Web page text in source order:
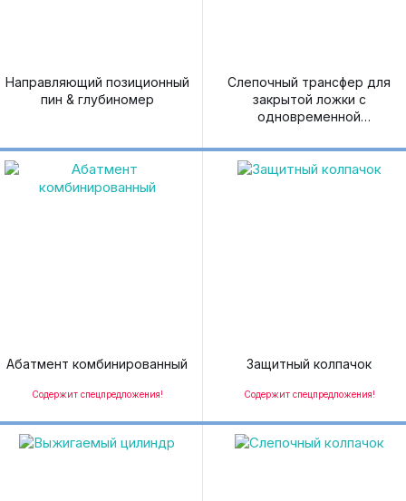
Направляющий позиционный
пин & глубиномер
Слепочный трансфер для
закрытой ложки с
одновременной
Абатмент комбинированный
Содержит спецпредложения!
Защитный колпачок
Содержит спецпредложения!